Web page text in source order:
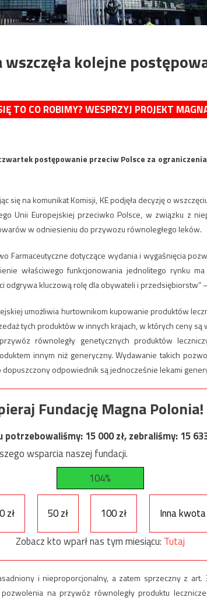
kolejne
TO CO ROBIMY? WESPRZYJ PROJEKT
postępowanie przeciw Polsce za
się na komunikat Komisji, KE podjęła decyzję o
Unii Europejskiej przeciwko Polsce, w związku z
w odniesieniu do przywozu równoległego leków.
Farmaceutyczne dotyczące wydania i wygaśnięcia
właściwego funkcjonowania jednolitego rynku
kluczową rolę dla obywateli i przedsiębiorstw”
umożliwia hurtownikom kupowanie produktów
tych produktów w innych krajach, w których ceny są
równoległy genetycznych produktów
innym niż generyczny. Wydawanie takich
odpowiednik są jednocześnie lekami
Fundację Magna Polonia!
potrzebowaliśmy:15 000zł, zebraliśmy:15
wsparcia naszej fundacji.
104%
zł 50 zł 100 zł
Inna kwota
Zobacz kto wparł nas tym miesiącu: Tutaj
i nieproporcjonalny, a zatem sprzeczny z
na przywóz równoległy produktu